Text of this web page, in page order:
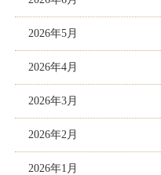
2026年5月
2026年4月
2026年3月
2026年2月
2026年1月